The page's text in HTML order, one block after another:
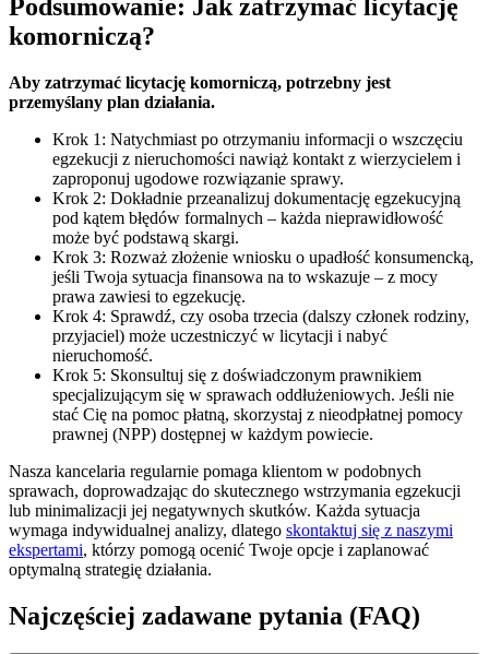
Podsumowanie: Jak zatrzymać licytację
komorniczą?
Aby zatrzymać licytację komorniczą, potrzebny jest
przemyślany plan działania.
Krok 1: Natychmiast po otrzymaniu informacji o wszczęciu
egzekucji z nieruchomości nawiąż kontakt z wierzycielem i
zaproponuj ugodowe rozwiązanie sprawy.
Krok 2: Dokładnie przeanalizuj dokumentację egzekucyjną
pod kątem błędów formalnych – każda nieprawidłowość
może być podstawą skargi.
Krok 3: Rozważ złożenie wniosku o upadłość konsumencką,
jeśli Twoja sytuacja finansowa na to wskazuje – z mocy
prawa zawiesi to egzekucję.
Krok 4: Sprawdź, czy osoba trzecia (dalszy członek rodziny,
przyjaciel) może uczestniczyć w licytacji i nabyć
nieruchomość.
Krok 5: Skonsultuj się z doświadczonym prawnikiem
specjalizującym się w sprawach oddłużeniowych. Jeśli nie
stać Cię na pomoc płatną, skorzystaj z nieodpłatnej pomocy
prawnej (NPP) dostępnej w każdym powiecie.
Nasza kancelaria regularnie pomaga klientom w podobnych
sprawach, doprowadzając do skutecznego wstrzymania egzekucji
lub minimalizacji jej negatywnych skutków. Każda sytuacja
wymaga indywidualnej analizy, dlatego skontaktuj się z naszymi
ekspertami, którzy pomogą ocenić Twoje opcje i zaplanować
optymalną strategię działania.
Najczęściej zadawane pytania (FAQ)